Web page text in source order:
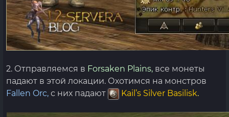
2. Отправляемся в Forsaken Plains, все монеты
падают в этой локации. Охотимся на монстров
Fallen Orc, с них падают Kail’s Silver Basilisk.